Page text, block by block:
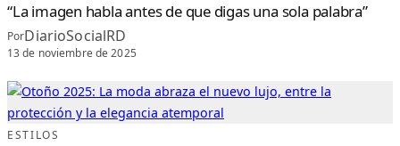
N
A
V
I
D
A
“La imagen habla antes de que digas una sola palabra”
PorDiarioSocialRD
13 de noviembre de 2025
ESTILOS